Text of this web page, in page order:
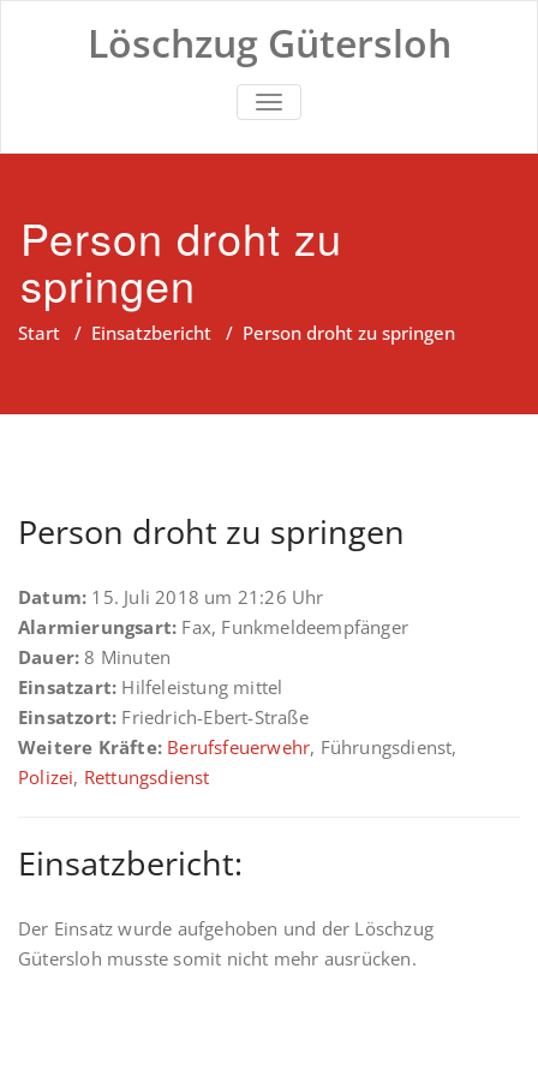
Löschzug Gütersloh
TOGGLE NAVIGATION
Person droht zu
springen
Start / Einsatzbericht / Person droht zu springen
Person droht zu springen
Datum: 15. Juli 2018 um 21:26 Uhr
Alarmierungsart: Fax, Funkmeldeempfänger
Dauer: 8 Minuten
Einsatzart: Hilfeleistung mittel
Einsatzort: Friedrich-Ebert-Straße
Weitere Kräfte: Berufsfeuerwehr, Führungsdienst,
Polizei, Rettungsdienst
Einsatzbericht:
Der Einsatz wurde aufgehoben und der Löschzug
Gütersloh musste somit nicht mehr ausrücken.